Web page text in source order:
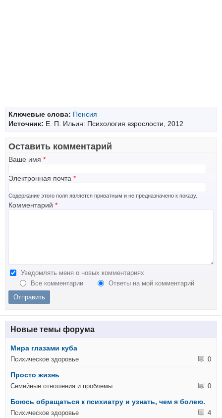
Ключевые слова: Пенсия
Источник: Е. П. Ильин: Психология взрослости, 2012
Оставить комментарий
Ваше имя *
Электронная почта *
Содержание этого поля является приватным и не предназначено к показу.
Комментарий *
Уведомлять меня о новых комментариях
Все комментарии
Ответы на мой комментарий
Новые темы форума
Мира глазами куба
Психическое здоровье 0
Просто жизнь
Семейные отношения и проблемы 0
Боюсь обращаться к психиатру и узнать, чем я болею.
Психическое здоровье 4